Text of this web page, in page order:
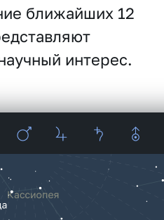
ближайших 12
интерес.